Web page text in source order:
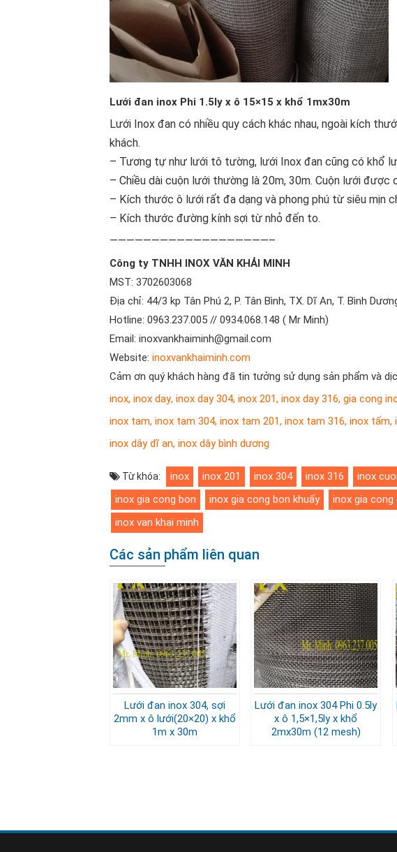
Lưới đan inox Phi 1.5ly x ô 15×15 x khổ 1mx30m
Lưới Inox đan có nhiều quy cách khác nhau, ngoài kích
khách.
– Tương tự như lưới tô tường, lưới Inox đan cũng có khổ
– Chiều dài cuộn lưới thường là 20m, 30m. Cuộn lưới được
– Kích thước ô lưới rất đa dạng và phong phú từ siêu mịn
– Kích thước đường kính sợi từ nhỏ đến to.
———————————————————–
Công ty TNHH INOX VĂN KHẢI MINH
MST: 3702603068
Địa chỉ: 44/3 kp Tân Phú 2, P. Tân Bình, TX. Dĩ An, T. Bình
Hotline: 0963.237.005 // 0934.068.148 ( Mr Minh)
Email: inoxvankhaiminh@gmail.com
Website: inoxvankhaiminh.com
Cảm ơn quý khách hàng đã tin tưởng sử dụng sản phẩm và
inox, inox day, inox day 304, inox 201, inox day 316, gia cong
inox tam, inox tam 304, inox tam 201, inox tam 316, inox tấm,
inox dây dĩ an, inox dây bình dương
Từ khóa: inox inox 201 inox 304 inox 316 inox
inox gia cong bon
inox gia cong bon khuấy inox gia cong
inox van khai minh
Các sản phẩm liên quan
Lưới đan inox 304, sợi
2mm x ô lưới(20×20) x khổ
1m x 30m
Lưới đan inox 304 Phi 0.5ly
x ô 1,5×1,5ly x khổ
2mx30m (12 mesh)